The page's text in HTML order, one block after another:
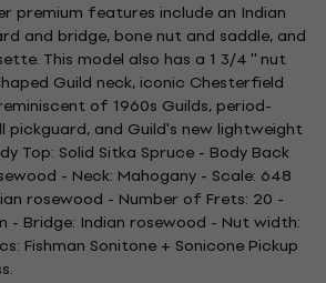
premium features include an Indian
and bridge, bone nut and saddle, and
This model also has a 1 3/4 '' nut
Guild neck, iconic Chesterfield
of 1960s Guilds, period-
and Guild's new lightweight
Top: Solid Sitka Spruce - Body Back
- Neck: Mahogany - Scale: 648
rosewood - Number of Frets: 20 -
- Bridge: Indian rosewood - Nut width:
Fishman Sonitone + Sonicone Pickup